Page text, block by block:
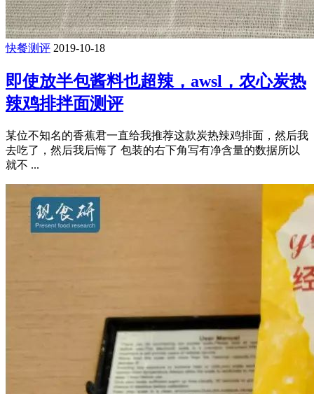
快餐测评 2019-10-18
即使放半包酱料也超辣，awsl，农心炭热
辣鸡排拌面测评
某位不知名的香蕉君一直给我推荐这款炭热辣鸡排面，然后我
去吃了，然后我后悔了 包装的右下角写有净含量的数据所以
就不 ...